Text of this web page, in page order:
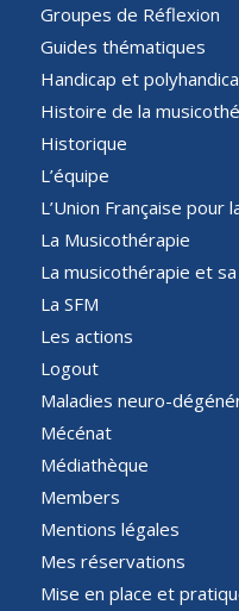
Groupes de Réflexion
Guides thématiques
Handicap et
Histoire de la
Historique
L’équipe
L’Union Française pour
La Musicothérapie
La musicothérapie et
La SFM
Les actions
Logout
Maladies neuro-
Mécénat
Médiathèque
Members
Mentions légales
Mes réservations
Mise en place et